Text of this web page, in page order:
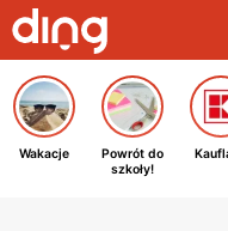
Wakacje
Powrót do
szkoły!